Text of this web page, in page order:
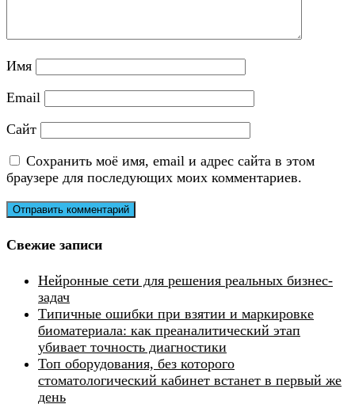
Имя
Email
Сайт
Сохранить моё имя, email и адрес сайта в этом
браузере для последующих моих комментариев.
Свежие записи
Нейронные сети для решения реальных бизнес-
задач
Типичные ошибки при взятии и маркировке
биоматериала: как преаналитический этап
убивает точность диагностики
Топ оборудования, без которого
стоматологический кабинет встанет в первый же
день